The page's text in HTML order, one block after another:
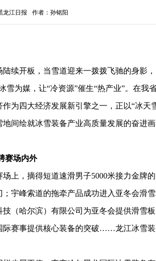
龙江日报 作者：孙铭阳
陆续开板，当雪道迎来一拨拨飞驰的身影
雪为媒，让“冷资源”催生“热产业”。在我
为四大经济发展新引擎之一，正以“冰天
间绘就冰雪装备产业高质量发展的奋进
赛场内外
上，摘得短道速滑男子5000米接力金牌
宇峰索道的拖牵产品成功进入亚冬会滑
（哈尔滨）有限公司为亚冬会提供滑雪板
际赛事提供核心装备的突破……龙江冰雪